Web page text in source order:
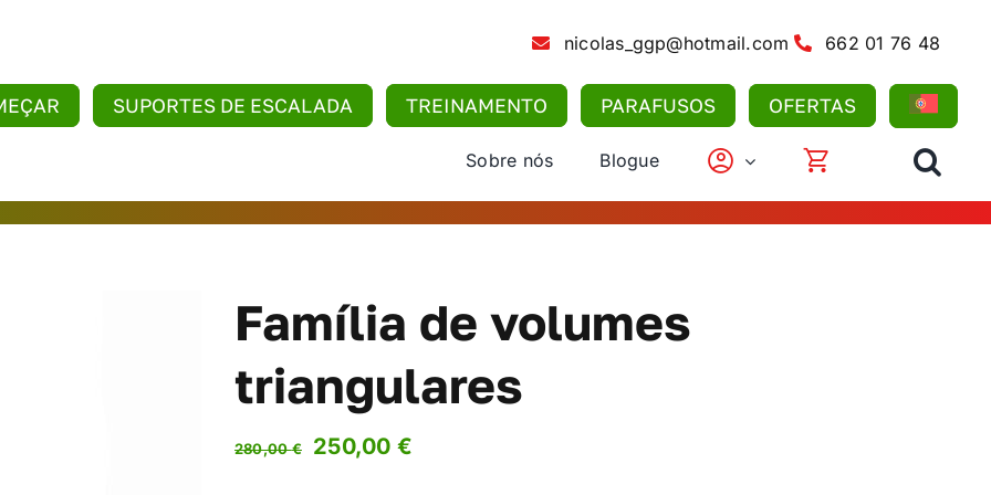
nicolas_ggp@hotmail.com 662 01 76 48
SUPORTES DE ESCALADA TREINAMENTO PARAFUSOS OFERTAS
Sobre nós Blogue
Família de volumes
triangulares
280,00€
O
250,00 €